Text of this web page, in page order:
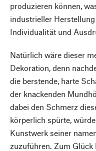
produzieren können,
industrieller
Individualität und
Natürlich wäre dieser
Dekoration, denn
die berstende, harte
der knackenden
dabei den Schmerz
körperlich spürte,
Kunstwerk seiner
zuzuführen. Zum Glück